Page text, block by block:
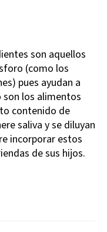
son aquellos
(como los
pues ayudan a
son los alimentos
contenido de
saliva y se diluyan
incorporar estos
de sus hijos.